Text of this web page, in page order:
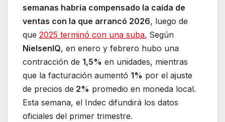
semanas habría compensado la caída de
ventas con la que arrancó 2026, luego de
que 2025 terminó con una suba. Según
NielsenIQ, en enero y febrero hubo una
contracción de 1,5% en unidades, mientras
que la facturación aumentó 1% por el ajuste
de precios de 2% promedio en moneda local.
Esta semana, el Indec difundirá los datos
oficiales del primer trimestre.